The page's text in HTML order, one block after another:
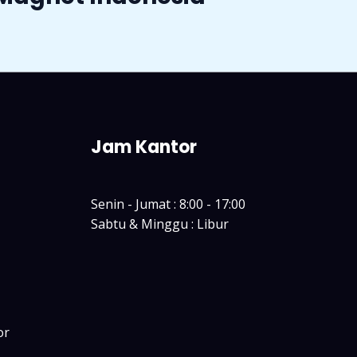
Jam Kantor
Senin - Jumat : 8:00 - 17:00
Sabtu & Minggu : Libur